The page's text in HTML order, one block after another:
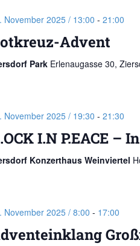
November 2025 / 13:00 - 21:00
Advent
Park Erlenaugasse 30,
November 2025 / 19:30 - 21:30
I.N P.EACE –
Konzerthaus Weinviertel
November 2025 / 8:00 - 17:00